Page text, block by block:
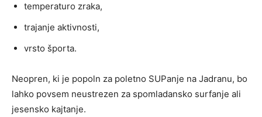
temperaturo zraka,
trajanje aktivnosti,
vrsto športa.
Neopren, ki je popoln za poletno SUPanje na Jadranu, bo
lahko povsem neustrezen za spomladansko surfanje ali
jesensko kajtanje.